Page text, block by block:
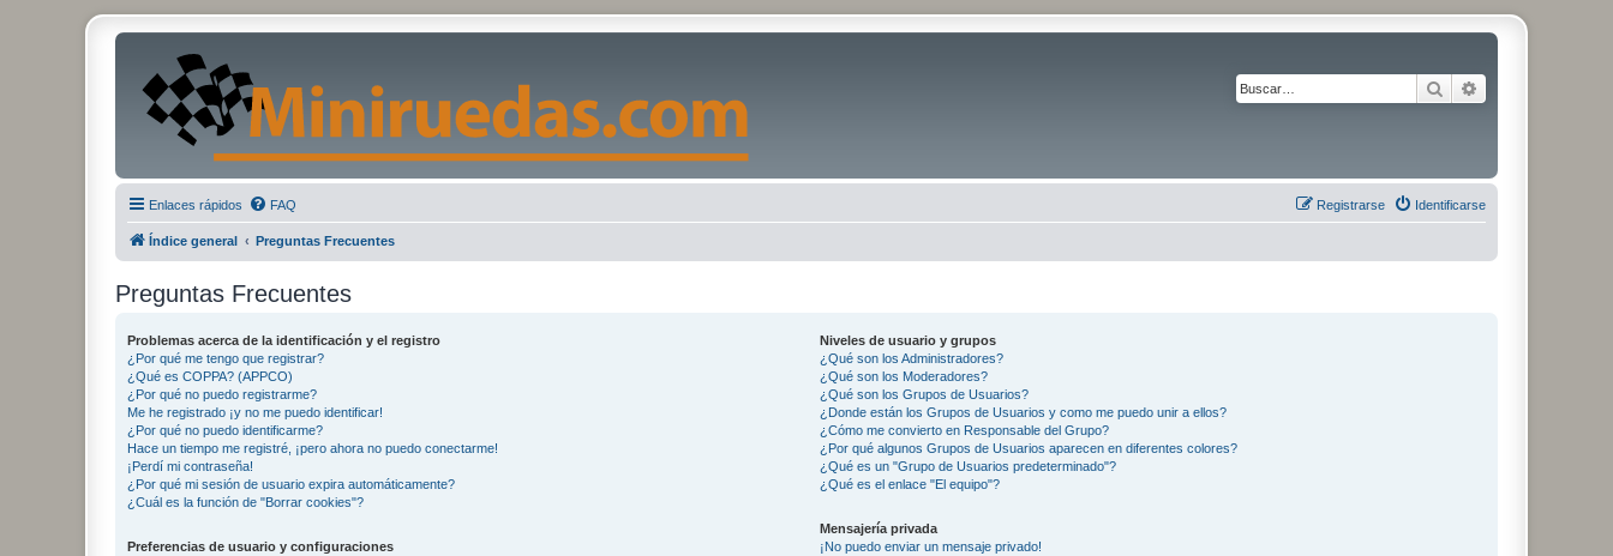
Buscar
Enlaces rápidos FAQ Identificarse
Registrarse
Índice general Preguntas Frecuentes
Preguntas Frecuentes
Problemas acerca de la identificación y el registro
¿Por qué me tengo que registrar?
¿Qué es COPPA? (APPCO)
¿Por qué no puedo registrarme?
Me he registrado ¡y no me puedo identificar!
¿Por qué no puedo identificarme?
Hace un tiempo me registré, ¡pero ahora no puedo conectarme!
¡Perdí mi contraseña!
¿Por qué mi sesión de usuario expira automáticamente?
¿Cuál es la función de "Borrar cookies"?
Preferencias de usuario y configuraciones
Niveles de usuario y grupos
¿Qué son los Administradores?
¿Qué son los Moderadores?
¿Qué son los Grupos de Usuarios?
¿Donde están los Grupos de Usuarios y como me puedo unir a ellos?
¿Cómo me convierto en Responsable del Grupo?
¿Por qué algunos Grupos de Usuarios aparecen en diferentes colores?
¿Qué es un "Grupo de Usuarios predeterminado"?
¿Qué es el enlace "El equipo"?
Mensajería privada
¡No puedo enviar un mensaje privado!